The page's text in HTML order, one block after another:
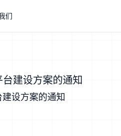
们
建设方案的通知
设方案的通知